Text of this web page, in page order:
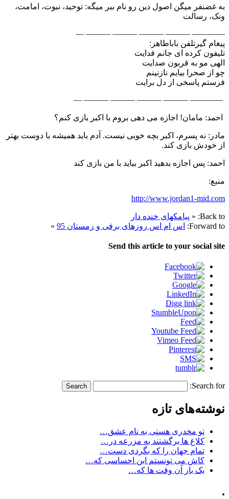
به غضنفر میگن اصول دین رو نام ببر میگه: توحید، نبوت، امامت،
ونک، رسالت
———— ——— ——— ——— ——— —
پیغام گیرتلفن باباطاهر:
تلیفون کرده ای جانم فدایت
الهی مو به قربون صدایت
چو از صحرا بیایم نازنینم
فرستم پاسخی از دل برایت
———— ——— ——— ——— ——— —
احمد: مامان! اجازه می دهی بروم با اکبر بازی کنم؟
مادر: نه پسرم، اکبر بچه خوبی نیست. آدم باید همیشه با دوست بهتر
از خودش بازی کند.
احمد: پس اجازه بدهید اکبر بیاید با من بازی کند
منبع:
http://www.jordan1-mid.com
Back to:
« پیامکهای خنده دار
Forward to:
اس ام اس روزهای برفی و زمستان 95 »
Send this article to your social site
Search for:
نوشته‌های تازه
تو مخدری هستی به نام عشق…
کلاغ ها برگشتند به مزرعه در…
تمام جهان را که بگردی دست…
کاش می تونستم این احساسی که…
یک بار آن وقت ها که…
.